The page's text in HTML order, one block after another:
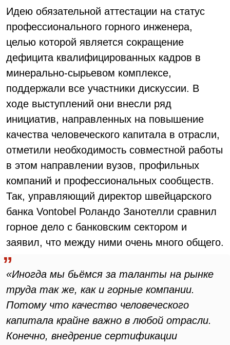
Идею обязательной аттестации на статус
профессионального горного инженера,
целью которой является сокращение
дефицита квалифицированных кадров в
минерально-сырьевом комплексе,
поддержали все участники дискуссии. В
ходе выступлений они внесли ряд
инициатив, направленных на повышение
качества человеческого капитала в отрасли,
отметили необходимость совместной работы
в этом направлении вузов, профильных
компаний и профессиональных сообществ.
Так, управляющий директор швейцарского
банка Vontobel Роландо Занотелли сравнил
горное дело с банковским сектором и
заявил, что между ними очень много общего.
«Иногда мы бьёмся за таланты на рынке
труда так же, как и горные компании.
Потому что качество человеческого
капитала крайне важно в любой отрасли.
Конечно, внедрение сертификации